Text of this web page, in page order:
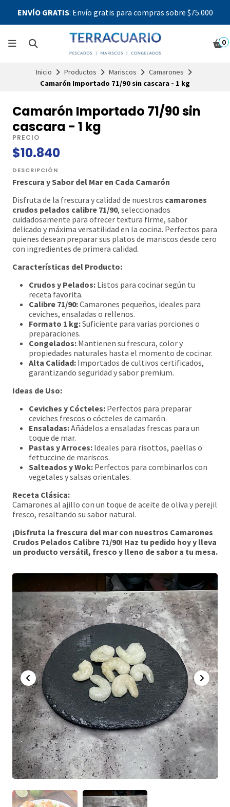
ENVÍO GRATIS: Envío gratis para compras sobre $75.000
0
Inicio Productos Mariscos
Camarones
Camarón Importado 71/90 sin cascara - 1 kg
Camarón Importado 71/90 sin
cascara - 1 kg
PRECIO
$10.840
DESCRIPCIÓN
Frescura y Sabor del Mar en Cada Camarón
Disfruta de la frescura y calidad de nuestros camarones
crudos pelados calibre 71/90, seleccionados
cuidadosamente para ofrecer textura firme, sabor
delicado y máxima versatilidad en la cocina. Perfectos para
quienes desean preparar sus platos de mariscos desde cero
con ingredientes de primera calidad.
Características del Producto:
Crudos y Pelados: Listos para cocinar según tu
receta favorita.
Calibre 71/90:Camarones pequeños, ideales para
ceviches, ensaladas o rellenos.
Formato 1 kg:Suficiente para varias porciones o
preparaciones.
Congelados: Mantienen su frescura, color y
propiedades naturales hasta el momento de cocinar.
Alta Calidad: Importados de cultivos certificados,
garantizando seguridad y sabor premium.
Ideas de Uso:
Ceviches y Cócteles: Perfectos para preparar
ceviches frescos o cócteles de camarón.
Ensaladas:Añádelos a ensaladas frescas para un
toque de mar.
Pastas y Arroces: Ideales para risottos, paellas o
fettuccine de mariscos.
Salteados y Wok: Perfectos para combinarlos con
vegetales y salsas orientales.
Receta Clásica:
Camarones al ajillo con un toque de aceite de oliva y perejil
fresco, resaltando su sabor natural.
¡Disfruta la frescura del mar con nuestros Camarones
Crudos Pelados Calibre 71/90! Haz tu pedido hoy y lleva
un producto versátil, fresco y lleno de sabor a tu mesa.